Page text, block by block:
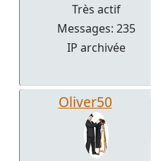
Très actif
Messages: 235
IP archivée
Oliver50